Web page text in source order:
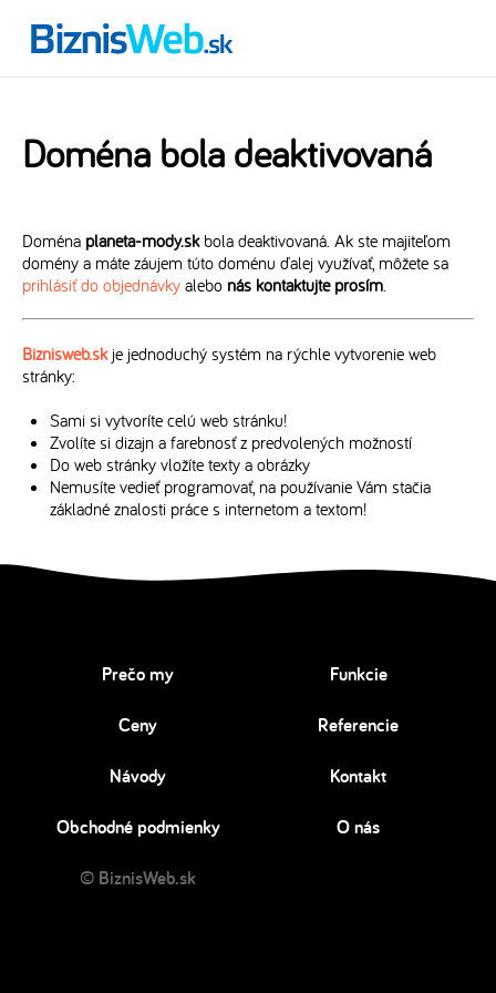
Doména bola deaktivovaná
Doména planeta-mody.skbola deaktivovaná. Ak ste majiteľom
domény a máte záujem túto doménu ďalej využívať, môžete sa
prihlásiť do objednávky alebo nás kontaktujte prosím.
Biznisweb.skje jednoduchý systém na rýchle vytvorenie web
stránky:
Sami si vytvoríte celú web stránku!
Zvolíte si dizajn a farebnosť z predvolených možností
Do web stránky vložíte texty a obrázky
Nemusíte vedieť programovať, na používanie Vám stačia
základné znalosti práce s internetom a textom!
Prečo my Funkcie
Ceny Referencie
Návody Kontakt
Obchodné podmienky O nás
© BiznisWeb.sk